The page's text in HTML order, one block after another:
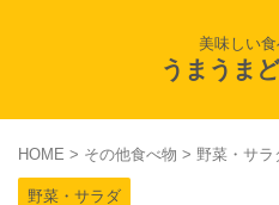
美味しい
うまうま
HOME > その他食べ物 > 野菜・サラ
野菜・サラダ